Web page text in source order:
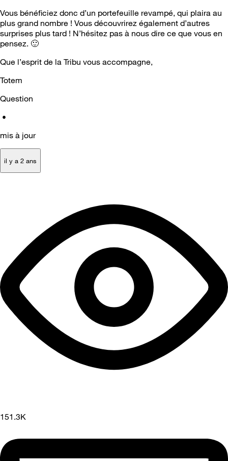
Vous bénéficiez donc d’un portefeuille revampé, qui plaira au
plus grand nombre ! Vous découvrirez également d’autres
surprises plus tard ! N’hésitez pas à nous dire ce que vous en
pensez. 🙂
Que l’esprit de la Tribu vous accompagne,
Totem
Question
•
mis à jour
il y a 2 ans
151.3K